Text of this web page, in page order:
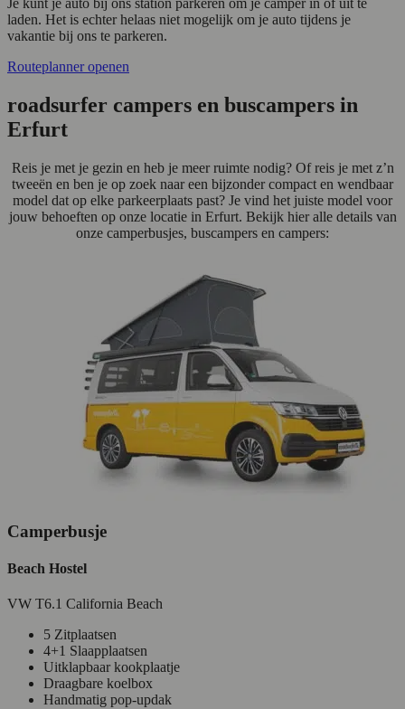
Je kunt je auto bij ons station parkeren om je camper in of uit te
laden. Het is echter helaas niet mogelijk om je auto tijdens je
vakantie bij ons te parkeren.
Routeplanner openen
roadsurfer campers en buscampers in
Erfurt
Reis je met je gezin en heb je meer ruimte nodig? Of reis je met z’n
tweeën en ben je op zoek naar een bijzonder compact en wendbaar
model dat op elke parkeerplaats past? Je vind het juiste model voor
jouw behoeften op onze locatie in Erfurt. Bekijk hier alle details van
onze camperbusjes, buscampers en campers:
Camperbusje
Beach Hostel
VW T6.1 California Beach
5 Zitplaatsen
4+1 Slaapplaatsen
Uitklapbaar kookplaatje
Draagbare koelbox
Handmatig pop-updak